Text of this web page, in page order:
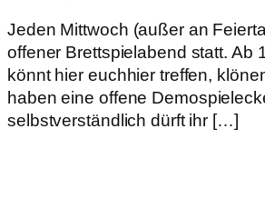
Jeden Mittwoch (außer an
offener Brettspielabend statt. Ab
könnt hier euchhier treffen,
haben eine offene
selbstverständlich dürft ihr […]